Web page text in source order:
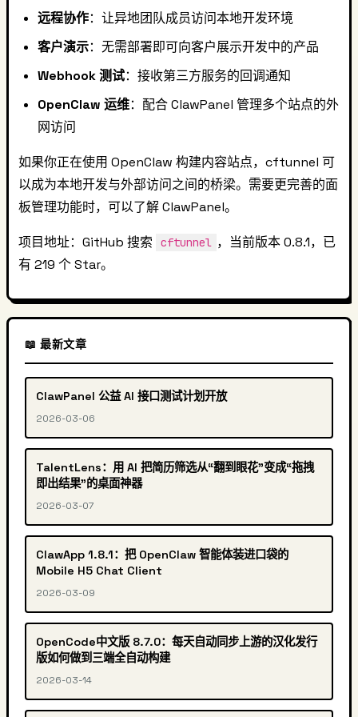
远程协作：让异地团队成员访问本地开发环境
客户演示：无需部署即可向客户展示开发中的产品
Webhook 测试：接收第三方服务的回调通知
OpenClaw 运维：配合 ClawPanel 管理多个站点的外
网访问
如果你正在使用 OpenClaw 构建内容站点，cftunnel 可
以成为本地开发与外部访问之间的桥梁。需要更完善的面
板管理功能时，可以了解 ClawPanel。
项目地址：GitHub 搜索 cftunnel ，当前版本 0.8.1，已
有 219 个 Star。
📖 最新文章
ClawPanel 公益 AI 接口测试计划开放
2026-03-06
TalentLens：用 AI 把简历筛选从“翻到眼花”变成“拖拽
即出结果”的桌面神器
2026-03-07
ClawApp 1.8.1：把 OpenClaw 智能体装进口袋的
Mobile H5 Chat Client
2026-03-09
OpenCode中文版 8.7.0：每天自动同步上游的汉化发行
版如何做到三端全自动构建
2026-03-14